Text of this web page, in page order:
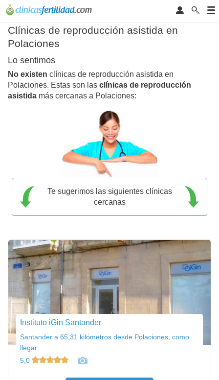
Clínicas de reproducción asistida en
Polaciones
Lo sentimos
No existen clínicas de reproducción asistida en
Polaciones. Estas son las clínicas de reproducción
asistida más cercanas a Polaciones:
Te sugerimos las siguientes clínicas
cercanas
Instituto iGin Santander
Santander a 65,31 kilómetros desde Polaciones, como
llegar
5,0